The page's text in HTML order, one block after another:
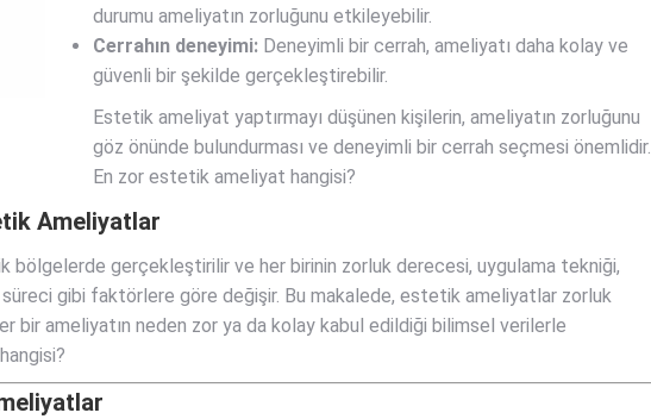
durumu ameliyatın zorluğunu etkileyebilir.
Cerrahın deneyimi: Deneyimli bir cerrah, ameliyatı daha kolay ve
güvenli bir şekilde gerçekleştirebilir.
Estetik ameliyat yaptırmayı düşünen kişilerin, ameliyatın zorluğunu
göz önünde bulundurması ve deneyimli bir cerrah seçmesi önemlidir.
En zor estetik ameliyat hangisi?
Ameliyatlar
bölgelerde gerçekleştirilir ve her birinin zorluk derecesi, uygulama tekniği,
süreci gibi faktörlere göre değişir. Bu makalede, estetik ameliyatlar zorluk
bir ameliyatın neden zor ya da kolay kabul edildiği bilimsel verilerle